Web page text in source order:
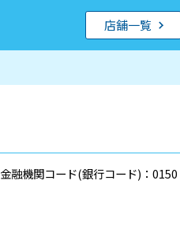
店舗一覧
金融機関コード(銀行コード)：0150